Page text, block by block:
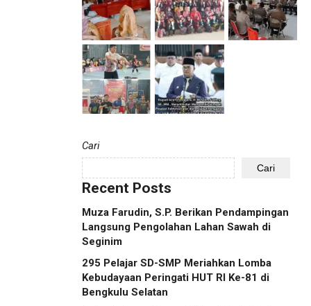
Cari
Cari
Recent Posts
Muza Farudin, S.P. Berikan Pendampingan
Langsung Pengolahan Lahan Sawah di
Seginim
295 Pelajar SD-SMP Meriahkan Lomba
Kebudayaan Peringati HUT RI Ke-81 di
Bengkulu Selatan